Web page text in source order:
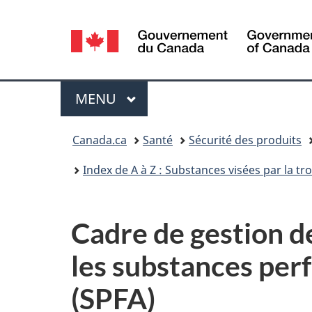
Sélection
de
la
langue
Menu
MENU PRINCIPAL
Canada.ca Santé
Sécurité des produits
Index de A à Z : Substances visées par la
Cadre de gestion
les substances
(SPFA)